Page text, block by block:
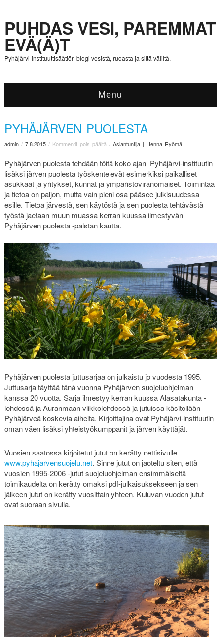
PUHDAS VESI, PAREMMAT
EVÄ(Ä)T
Pyhäjärvi-instituuttisäätiön blogi vesistä, ruoasta ja siltä väliltä.
Menu
PYHÄJÄRVEN PUOLESTA
admin/ 7.8.2015/ Kommentit pois päältä / Asiantuntija | Henna Ryömä
Pyhäjärven puolesta tehdään töitä koko ajan. Pyhäjärvi-instituutin
lisäksi järven puolesta työskentelevät esimerkiksi paikalliset
asukkaat ja yritykset, kunnat ja ympäristöviranomaiset. Toimintaa
ja tietoa on paljon, mutta vain pieni osa pääsee julkisuudessa
esille. Tietoa järvestä, sen käytöstä ja sen puolesta tehtävästä
työstä jaetaan muun muassa kerran kuussa ilmestyvän
Pyhäjärven puolesta -palstan kautta.
Pyhäjärven puolesta juttusarjaa on julkaistu jo vuodesta 1995.
Juttusarja täyttää tänä vuonna Pyhäjärven suojeluohjelman
kanssa 20 vuotta. Sarja ilmestyy kerran kuussa Alasatakunta -
lehdessä ja Auranmaan viikkolehdessä ja jutuissa käsitellään
Pyhäjärveä koskevia aiheita. Kirjoittajina ovat Pyhäjärvi-instituutin
oman väen lisäksi yhteistyökumppanit ja järven käyttäjät.
Vuosien saatossa kirjoitetut jutut on kerätty nettisivulle
www.pyhajarvensuojelu.net. Sinne jutut on jaoteltu siten, että
vuosien 1995-2006 -jutut suojeluohjelman ensimmäiseltä
toimikaudelta on kerätty omaksi pdf-julkaisuksekseen ja sen
jälkeen jutut on kerätty vuosittain yhteen. Kuluvan vuoden jutut
ovat suoraan sivulla.